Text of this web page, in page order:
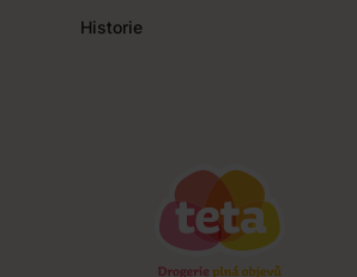
Historie